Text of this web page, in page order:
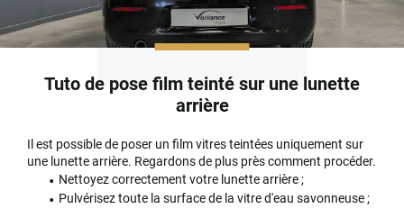
Tuto de pose film teinté sur une lunette
arrière
Il est possible de poser un film vitres teintées uniquement sur
une lunette arrière. Regardons de plus près comment procéder.
Nettoyez correctement votre lunette arrière ;
Pulvérisez toute la surface de la vitre d'eau savonneuse ;